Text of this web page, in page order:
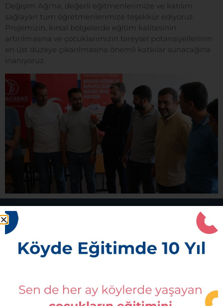
Değişim Ağı'na, değerli eğitmenlerimize ve katılım
sağlayan tüm öğretmenlerimize teşekkür ediyoruz.
Projemizin, kırsal bölgelerde eğitim kalitesinin
artırılmasına ve çocuklarımızın bireysel potansiyellerinin
en üst düzeye çıkarılmasına önemli katkılar sunacağına
inanıyoruz.
Köy Okulları Değişim Ağı Derneği
bilgi@kodegisim.org